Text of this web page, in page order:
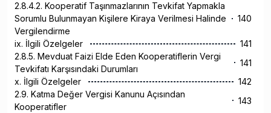
2.8.4.2. Kooperatif Taşınmazlarının Tevkifat Yapmakla
Sorumlu Bulunmayan Kişilere Kiraya Verilmesi Halinde
Vergilendirme
140
ix. İlgili Özelgeler
141
2.8.5. Mevduat Faizi Elde Eden Kooperatiflerin Vergi
Tevkifatı Karşısındaki Durumları
141
x. İlgili Özelgeler
142
2.9. Katma Değer Vergisi Kanunu Açısından
Kooperatifler
143